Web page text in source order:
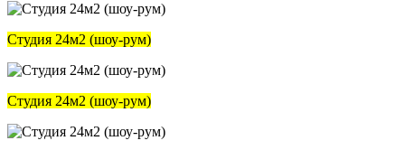
Студия 24м2 (шоу-рум)
Студия 24м2 (шоу-рум)